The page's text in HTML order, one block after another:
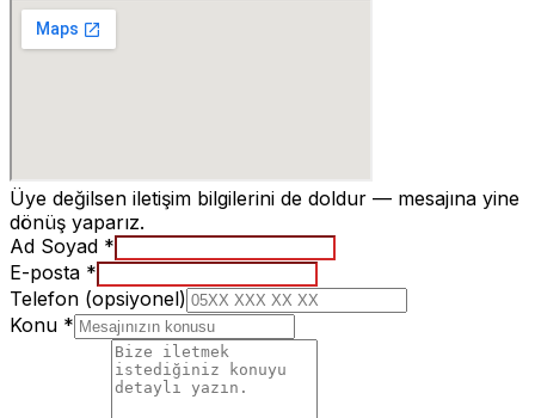
Üye değilsen iletişim bilgilerini de doldur — mesajına yine
dönüş yaparız.
Ad Soyad *
E-posta *
Telefon (opsiyonel)
Konu *